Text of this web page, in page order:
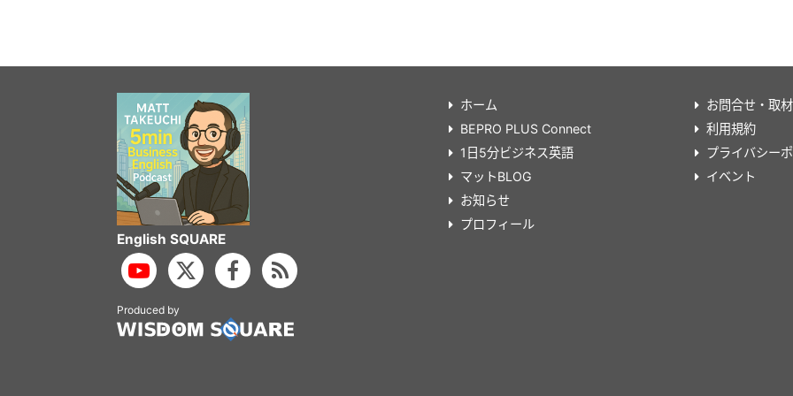
English SQUARE
Produced by
ホーム
BEPRO PLUS Connect
1日5分ビジネス英語
マットBLOG
お知らせ
プロフィール
お問合せ・取
利用規約
プライバシー
イベント